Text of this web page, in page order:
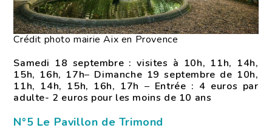
Crédit photo mairie Aix en Provence
Samedi 18 septembre : visites à 10h, 11h, 14h,
15h, 16h, 17h– Dimanche 19 septembre de 10h,
11h, 14h, 15h, 16h, 17h – Entrée : 4 euros par
adulte- 2 euros pour les moins de 10 ans
N°5 Le Pavillon de Trimond